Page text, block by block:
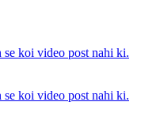
koi video post nahi ki.
koi video post nahi ki.